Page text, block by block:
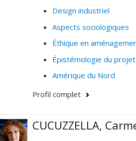
Design industriel
Aspects sociologiques
Éthique en
Épistémologie du projet
Amérique du Nord
Profil complet
CUCUZZELLA,